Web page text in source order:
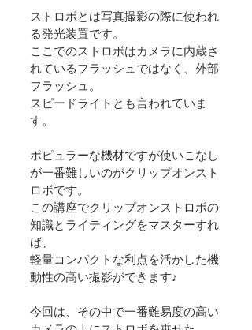
ストロボとは写真撮影の際に使われ
る発光装置です。
ここでのストロボはカメラに内蔵さ
れているフラッシュではなく、外部
フラッシュ。
スピードライトとも言われていま
す。
ポピュラーな機材ですが使いこなし
が一番難しいのがクリップオンスト
ロボです。
この講座でクリップオンストロボの
知識とライティングをマスターすれ
ば、
軽量コンパクトな利点を活かした機
動性の高い撮影ができます♪
今回は、その中で一番難易度の高い